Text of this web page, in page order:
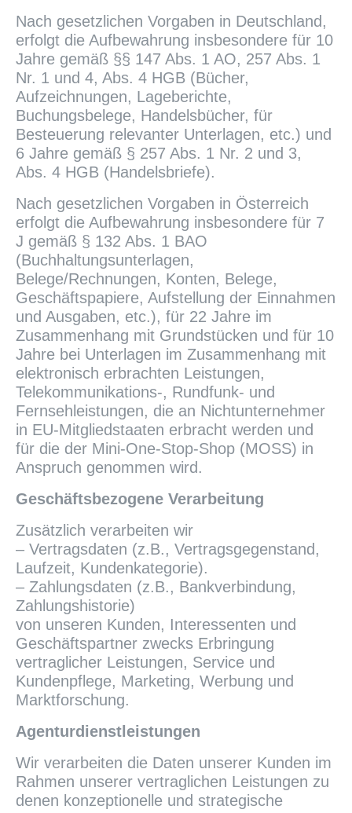
Nach gesetzlichen Vorgaben in Deutschland,
erfolgt die Aufbewahrung insbesondere für 10
Jahre gemäß §§ 147 Abs. 1 AO, 257 Abs. 1
Nr. 1 und 4, Abs. 4 HGB (Bücher,
Aufzeichnungen, Lageberichte,
Buchungsbelege, Handelsbücher, für
Besteuerung relevanter Unterlagen, etc.) und
6 Jahre gemäß § 257 Abs. 1 Nr. 2 und 3,
Abs. 4 HGB (Handelsbriefe).
Nach gesetzlichen Vorgaben in Österreich
erfolgt die Aufbewahrung insbesondere für 7
J gemäß § 132 Abs. 1 BAO
(Buchhaltungsunterlagen,
Belege/Rechnungen, Konten, Belege,
Geschäftspapiere, Aufstellung der Einnahmen
und Ausgaben, etc.), für 22 Jahre im
Zusammenhang mit Grundstücken und für 10
Jahre bei Unterlagen im Zusammenhang mit
elektronisch erbrachten Leistungen,
Telekommunikations-, Rundfunk- und
Fernsehleistungen, die an Nichtunternehmer
in EU-Mitgliedstaaten erbracht werden und
für die der Mini-One-Stop-Shop (MOSS) in
Anspruch genommen wird.
Geschäftsbezogene Verarbeitung
Zusätzlich verarbeiten wir
– Vertragsdaten (z.B., Vertragsgegenstand,
Laufzeit, Kundenkategorie).
– Zahlungsdaten (z.B., Bankverbindung,
Zahlungshistorie)
von unseren Kunden, Interessenten und
Geschäftspartner zwecks Erbringung
vertraglicher Leistungen, Service und
Kundenpflege, Marketing, Werbung und
Marktforschung.
Agenturdienstleistungen
Wir verarbeiten die Daten unserer Kunden im
Rahmen unserer vertraglichen Leistungen zu
denen konzeptionelle und strategische